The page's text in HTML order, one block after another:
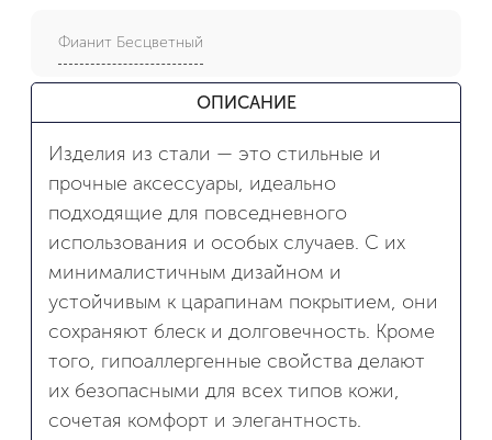
Фианит Бесцветный
ОПИСАНИЕ
Изделия из стали — это стильные и
прочные аксессуары, идеально
подходящие для повседневного
использования и особых случаев. С их
минималистичным дизайном и
устойчивым к царапинам покрытием, они
сохраняют блеск и долговечность. Кроме
того, гипоаллергенные свойства делают
их безопасными для всех типов кожи,
сочетая комфорт и элегантность.